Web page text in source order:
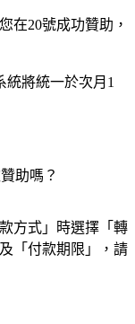
在20號成功贊助，
統將統一於次月1
助嗎？
方式」時選擇「轉
「付款期限」，請